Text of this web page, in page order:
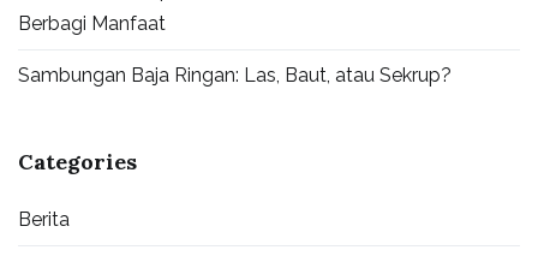
Berbagi Manfaat
Sambungan Baja Ringan: Las, Baut, atau Sekrup?
Categories
Berita